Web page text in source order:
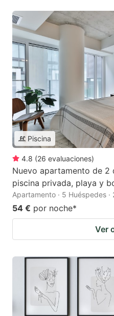
Piscina
4.8 (26 evaluaciones)
Nuevo apartamento de
piscina privada, playa y
Apartamento · 5 Huéspedes ·
54 € por noche*
Ver